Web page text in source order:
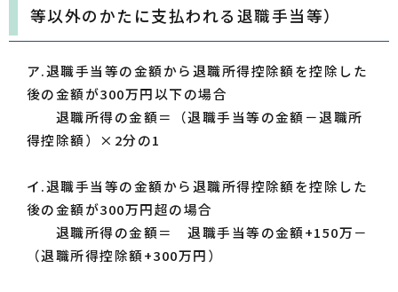
等以外のかたに支払われる退職手当等）
ア.退職手当等の金額から退職所得控除額を控除した
後の金額が300万円以下の場合
退職所得の金額＝（退職手当等の金額－退職所
得控除額）×2分の1
イ.退職手当等の金額から退職所得控除額を控除した
後の金額が300万円超の場合
退職所得の金額＝ 退職手当等の金額+150万－
（退職所得控除額+300万円）